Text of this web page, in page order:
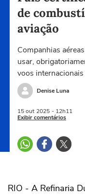
de
aviação
Companhias
usar,
voos
Denise Luna
15 out 2025 - 12h11
Exibir comentários
RIO - A Refinaria